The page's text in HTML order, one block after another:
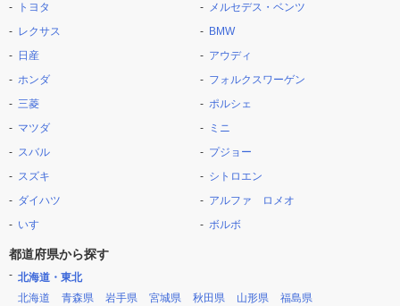
トヨタ
レクサス
日産
ホンダ
三菱
マツダ
スバル
スズキ
ダイハツ
いすゞ
メルセデス・ベンツ
BMW
アウディ
フォルクスワーゲン
ポルシェ
ミニ
プジョー
シトロエン
アルファ ロメオ
ボルボ
都道府県から探す
北海道・東北
北海道
青森県 岩手県 宮城県 秋田県 山形県 福島県